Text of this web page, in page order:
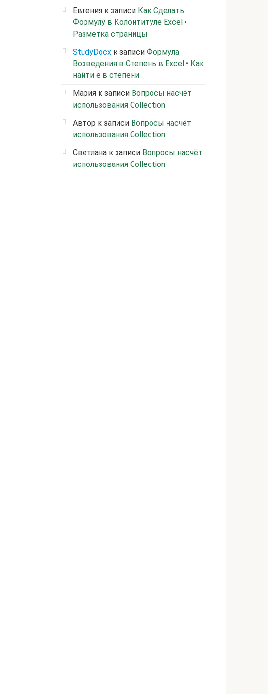
Евгения к записи Как Сделать
Формулу в Колонтитуле Excel •
Разметка страницы
StudyDocx к записи Формула
Возведения в Степень в Excel • Как
найти е в степени
Мария к записи Вопросы насчёт
использования Collection
Автор к записи Вопросы насчёт
использования Collection
Светлана к записи Вопросы насчёт
использования Collection